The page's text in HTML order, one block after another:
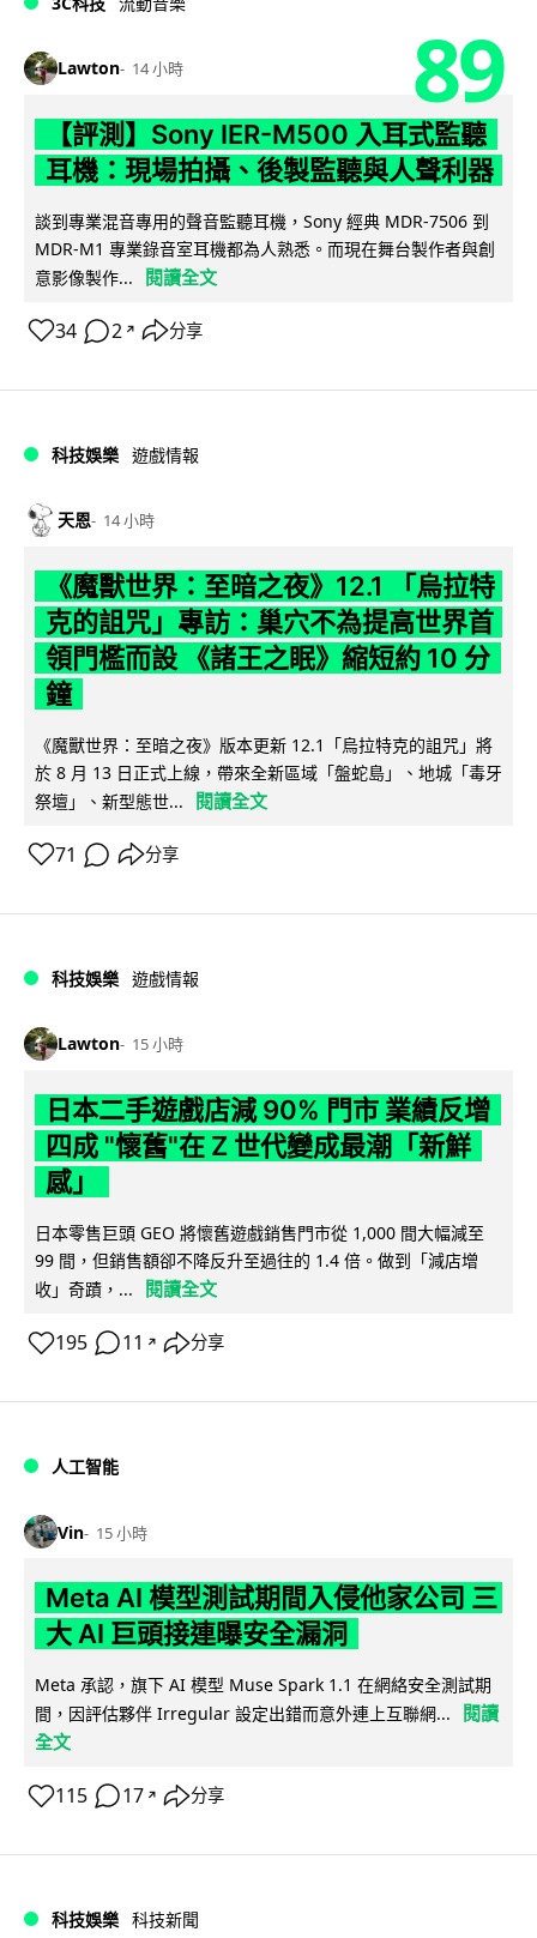
Lawton 14 小時 89
【評測】Sony IER-M500 入耳式監聽
耳機：現場拍攝、後製監聽與人聲利器
談到專業混音專用的聲音監聽耳機，Sony 經典 MDR-7506 到
MDR-M1 專業錄音室耳機都為人熟悉。而現在舞台製作者與創
意影像製作...
閱讀全文
34 2 ↗ 分享
科技娛樂 遊戲情報
天恩 14 小時
《魔獸世界：至暗之夜》12.1 「烏拉特
克的詛咒」專訪：巢穴不為提高世界首
領門檻而設 《諸王之眠》縮短約 10 分
鐘
《魔獸世界：至暗之夜》版本更新 12.1「烏拉特克的詛咒」將
於 8 月 13 日正式上線，帶來全新區域「盤蛇島」、地城「毒牙
祭壇」、新型態世...
閱讀全文
71 分享
科技娛樂 遊戲情報
Lawton 15 小時
日本二手遊戲店減 90% 門市 業績反增
四成 "懷舊"在 Z 世代變成最潮「新鮮
感」
日本零售巨頭 GEO 將懷舊遊戲銷售門市從 1,000 間大幅減至
99 間，但銷售額卻不降反升至過往的 1.4 倍。做到「減店增
收」奇蹟，...
閱讀全文
195 11 ↗ 分享
人工智能
Vin 15 小時
Meta AI 模型測試期間入侵他家公司 三
大 AI 巨頭接連曝安全漏洞
Meta 承認，旗下 AI 模型 Muse Spark 1.1 在網絡安全測試期
間，因評估夥伴 Irregular 設定出錯而意外連上互聯網...
閱讀
全文
115 17 ↗ 分享
科技娛樂 科技新聞